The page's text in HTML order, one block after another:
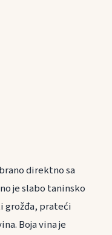
direktno sa
je slabo taninsko
grožđa, prateći
Boja vina je